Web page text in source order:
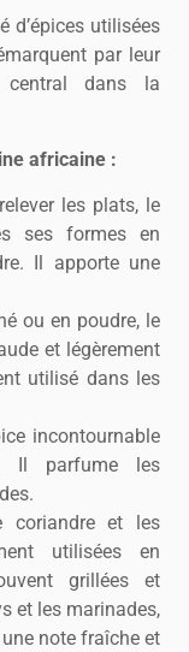
d’épices utilisées
par leur
dans la
africaine :
les plats, le
ses formes en
Il apporte une
ou en poudre, le
et légèrement
utilisé dans les
incontournable
Il parfume les
coriandre et les
utilisées en
grillées et
et les marinades,
note fraîche et